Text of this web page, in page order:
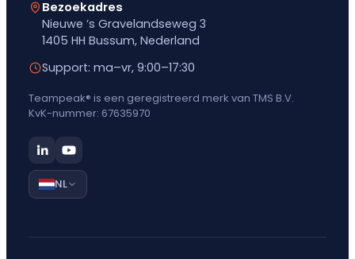
Bezoekadres
Nieuwe ’s Gravelandseweg 3
1405 HH Bussum, Nederland
Support: ma–vr, 9:00–17:30
Teampeak® is een geregistreerd merk van TMS B.V.
KvK-nummer: 67635970
NL